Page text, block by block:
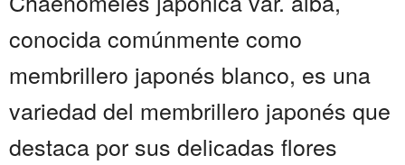
conocida comúnmente como
membrillero japonés blanco, es una
variedad del membrillero japonés que
destaca por sus delicadas flores